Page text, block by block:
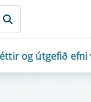
og útgefið efni